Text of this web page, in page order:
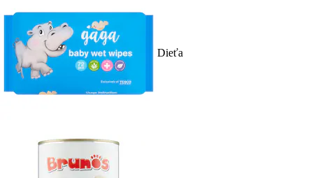
Dieťa